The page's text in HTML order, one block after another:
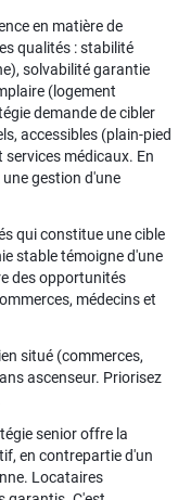
en matière de
qualités : stabilité
solvabilité garantie
(logement
demande de cibler
accessibles (plain-pied
médicaux. En
gestion d'une
qui constitue une cible
stable témoigne d'une
des opportunités
médecins et
situé (commerces,
ascenseur. Priorisez
senior offre la
en contrepartie d'un
Locataires